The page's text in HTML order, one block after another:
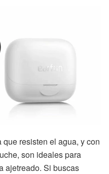
que resisten el agua, y con
son ideales para
ajetreado. Si buscas